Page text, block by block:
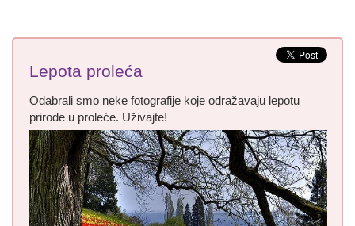
Lepota proleća
Odabrali smo neke fotografije koje odražavaju lepotu
prirode u proleće. Uživajte!